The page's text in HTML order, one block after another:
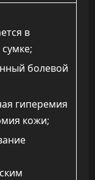
в
болевой
гиперемия
кожи;